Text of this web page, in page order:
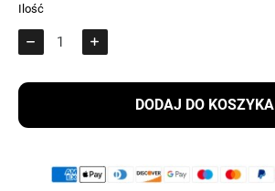
Ilość
DODAJ DO KOSZYKA